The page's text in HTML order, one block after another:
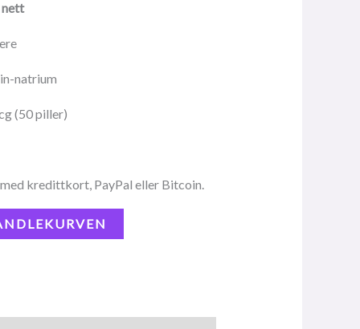
nett
natrium
(50 piller)
kredittkort, PayPal eller Bitcoin.